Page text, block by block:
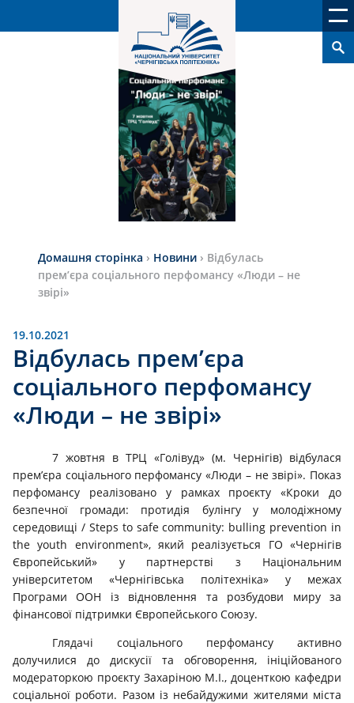
Домашня сторінка › Новини › Відбулась
прем’єра соціального перфомансу «Люди – не
звірі»
19.10.2021
Відбулась прем’єра
соціального перфомансу
«Люди – не звірі»
7 жовтня в ТРЦ «Голівуд» (м. Чернігів) відбулася
прем’єра соціального перфомансу «Люди – не звірі». Показ
перфомансу реалізовано у рамках проєкту «Кроки до
безпечної громади: протидія булінгу у молодіжному
середовищі / Steps to safe community: bulling prevention in
the youth environment», який реалізується ГО «Чернігів
Європейський» у партнерстві з Національним
університетом «Чернігівська політехніка» у межах
Програми ООН із відновлення та розбудови миру за
фінансової підтримки Європейського Союзу.
Глядачі соціального перфомансу активно
долучилися до дискусії та обговорення, ініційованого
модераторкою проєкту Захаріною М.І., доценткою кафедри
соціальної роботи. Разом із небайдужими жителями міста